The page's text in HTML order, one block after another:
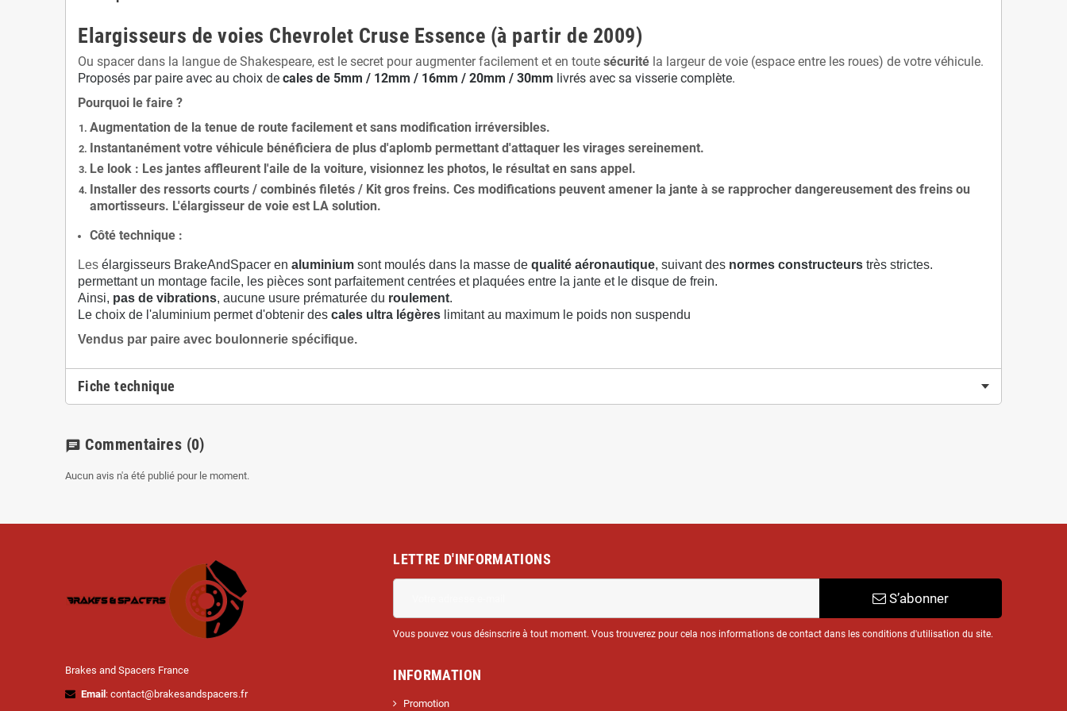
Elargisseurs de voies Chevrolet Cruse Essence (à partir de 2009)
Ou spacer dans la langue de Shakespeare, est le secret pour augmenter facilement et en toute sécurité la largeur de voie (espace entre les roues) de votre véhicule.
Proposés par paire avec au choix de cales de 5mm / 12mm / 16mm / 20mm / 30mm livrés avec sa visserie complète.
Pourquoi le faire ?
Augmentation de la tenue de route facilement et sans modification irréversibles.
Instantanément votre véhicule bénéficiera de plus d'aplomb permettant d'attaquer les virages sereinement.
Le look : Les jantes affleurent l'aile de la voiture, visionnez les photos, le résultat en sans appel.
Installer des ressorts courts / combinés filetés / Kit gros freins. Ces modifications peuvent amener la jante à se rapprocher dangereusement des freins ou
amortisseurs. L'élargisseur de voie est LA solution.
Côté technique :
Les élargisseurs BrakeAndSpacer en aluminium sont moulés dans la masse de qualité aéronautique, suivant des normes constructeurs très strictes.
permettant un montage facile, les pièces sont parfaitement centrées et plaquées entre la jante et le disque de frein.
Ainsi, pas de vibrations, aucune usure prématurée du roulement.
Le choix de l'aluminium permet d'obtenir des cales ultra légères limitant au maximum le poids non suspendu
Vendus par paire avec boulonnerie spécifique.
Fiche technique
chat Commentaires (0)
Aucun avis n'a été publié pour le moment.
Brakes and Spacers France
Email : contact@brakesandspacers.fr
LETTRE D'INFORMATIONS
S’abonner
Vous pouvez vous désinscrire à tout moment. Vous trouverez pour cela nos informations de contact dans les conditions d'utilisation du site.
INFORMATION
Promotion